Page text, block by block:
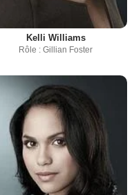
Kelli Williams
Rôle : Gillian Foster